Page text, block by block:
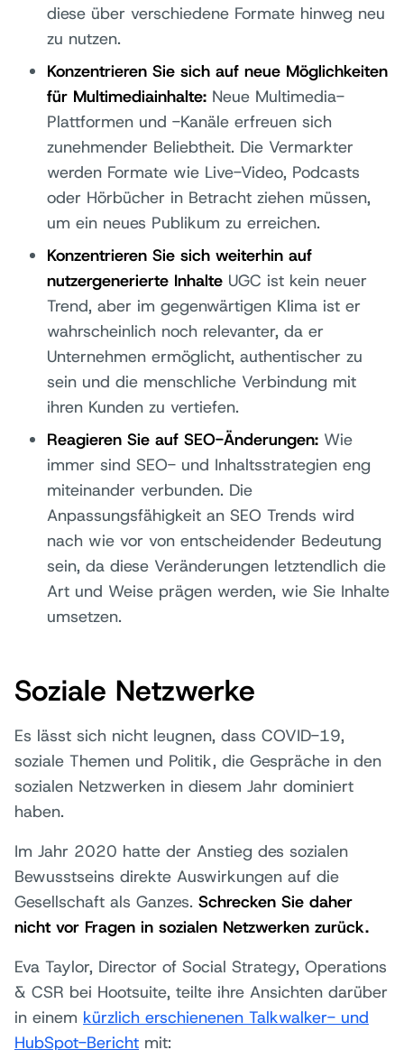
diese über verschiedene Formate hinweg neu
zu nutzen.
Konzentrieren Sie sich auf neue Möglichkeiten
für Multimediainhalte: Neue Multimedia-
Plattformen und -Kanäle erfreuen sich
zunehmender Beliebtheit. Die Vermarkter
werden Formate wie Live-Video, Podcasts
oder Hörbücher in Betracht ziehen müssen,
um ein neues Publikum zu erreichen.
Konzentrieren Sie sich weiterhin auf
nutzergenerierte Inhalte UGC ist kein neuer
Trend, aber im gegenwärtigen Klima ist er
wahrscheinlich noch relevanter, da er
Unternehmen ermöglicht, authentischer zu
sein und die menschliche Verbindung mit
ihren Kunden zu vertiefen.
Reagieren Sie auf SEO-Änderungen: Wie
immer sind SEO- und Inhaltsstrategien eng
miteinander verbunden. Die
Anpassungsfähigkeit an SEO Trends wird
nach wie vor von entscheidender Bedeutung
sein, da diese Veränderungen letztendlich die
Art und Weise prägen werden, wie Sie Inhalte
umsetzen.
Soziale Netzwerke
Es lässt sich nicht leugnen, dass COVID-19,
soziale Themen und Politik, die Gespräche in den
sozialen Netzwerken in diesem Jahr dominiert
haben.
Im Jahr 2020 hatte der Anstieg des sozialen
Bewusstseins direkte Auswirkungen auf die
Gesellschaft als Ganzes. Schrecken Sie daher
nicht vor Fragen in sozialen Netzwerken zurück.
Eva Taylor, Director of Social Strategy, Operations
& CSR bei Hootsuite, teilte ihre Ansichten darüber
in einem kürzlich erschienenen Talkwalker- und
HubSpot-Bericht mit: